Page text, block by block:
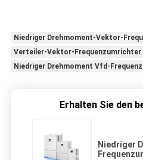
Niedriger Drehmoment-Vektor-
Verteiler-Vektor-Frequenzumrichter
Niedriger Drehmoment Vfd-
Erhalten Sie den
Niedriger